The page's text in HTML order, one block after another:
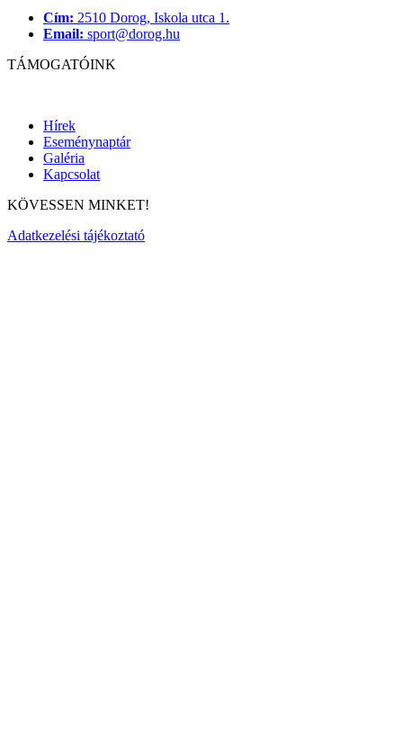
Cím: 2510 Dorog, Iskola utca 1.
Email: sport@dorog.hu
TÁMOGATÓINK
Hírek
Eseménynaptár
Galéria
Kapcsolat
KÖVESSEN MINKET!
Adatkezelési tájékoztató